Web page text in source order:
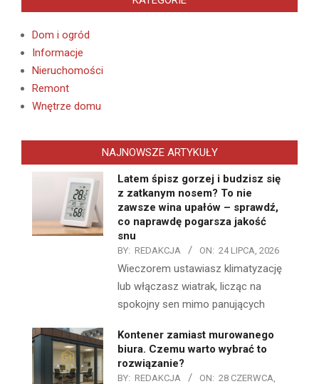
Dom i ogród
Informacje
Nieruchomości
Remont
Wnętrze domu
NAJNOWSZE ARTYKUŁY
Latem śpisz gorzej i budzisz się
z zatkanym nosem? To nie
zawsze wina upałów – sprawdź,
co naprawdę pogarsza jakość
snu
BY: REDAKCJA ON: 24 LIPCA, 2026
Wieczorem ustawiasz klimatyzację
lub włączasz wiatrak, licząc na
spokojny sen mimo panujących
Kontener zamiast murowanego
biura. Czemu warto wybrać to
rozwiązanie?
BY: REDAKCJA ON: 28 CZERWCA,